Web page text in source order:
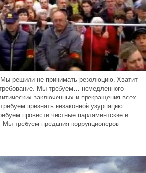
решили не принимать резолюцию. Хватит
Мы требуем… немедленного
заключенных и прекращения всех
признать незаконной узурпацию
провести честные парламентские и
Мы требуем предания коррупционеров